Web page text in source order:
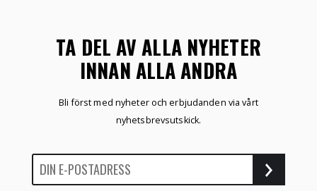
TA DEL AV ALLA NYHETER
INNAN ALLA ANDRA
Bli först med nyheter och erbjudanden via vårt
nyhetsbrevsutskick.